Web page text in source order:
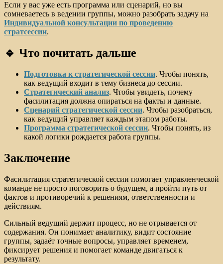
Если у вас уже есть программа или сценарий, но вы
сомневаетесь в ведении группы, можно разобрать задачу на
Индивидуальной консультации по проведению
стратсессии.
🔹 Что почитать дальше
Подготовка к стратегической сессии. Чтобы понять,
как ведущий входит в тему бизнеса до сессии.
Стратегический анализ. Чтобы увидеть, почему
фасилитация должна опираться на факты и данные.
Сценарий стратегической сессии. Чтобы разобраться,
как ведущий управляет каждым этапом работы.
Программа стратегической сессии. Чтобы понять, из
какой логики рождается работа группы.
Заключение
Фасилитация стратегической сессии помогает управленческой
команде не просто поговорить о будущем, а пройти путь от
фактов и противоречий к решениям, ответственности и
действиям.
Сильный ведущий держит процесс, но не отрывается от
содержания. Он понимает аналитику, видит состояние
группы, задаёт точные вопросы, управляет временем,
фиксирует решения и помогает команде двигаться к
результату.